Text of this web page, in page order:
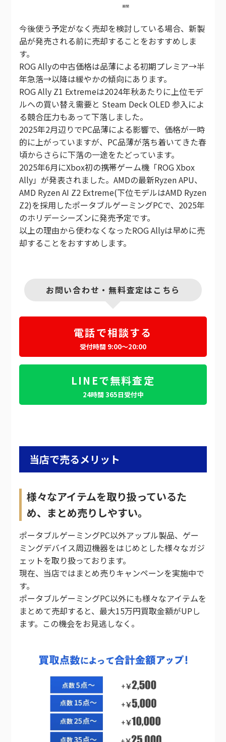
今後使う予定がなく売却を検討している場合、新製
品が発売される前に売却することをおすすめしま
す。
ROG Allyの中古価格は品薄による初期プレミア→半
年急落→以降は緩やかの傾向にあります。
ROG Ally Z1 Extremeは2024年秋あたりに上位モデ
ルへの買い替え需要と Steam Deck OLED 参入によ
る競合圧力もあって下落しました。
2025年2月辺りでPC品薄による影響で、価格が一時
的に上がっていますが、PC品薄が落ち着いてきた春
頃からさらに下落の一途をたどっています。
2025年6月にXbox初の携帯ゲーム機「ROG Xbox
Ally」が発表されました。AMDの最新Ryzen APU、
AMD Ryzen AI Z2 Extreme(下位モデルはAMD Ryzen
Z2)を採用したポータブルゲーミングPCで、2025年
のホリデーシーズンに発売予定です。
以上の理由から使わなくなったROG Allyは早めに売
却することをおすすめします。
お問い合わせ・無料査定はこちら
電話で相談する
受付時間 9:00～20:00
LINEで無料査定
24時間 365日受付中
当店で売るメリット
様々なアイテムを取り扱っているた
め、まとめ売りしやすい。
ポータブルゲーミングPC以外アップル製品、ゲー
ミングデバイス周辺機器をはじめとした様々なガジ
ェットを取り扱っております。
現在、当店ではまとめ売りキャンペーンを実施中で
す。
ポータブルゲーミングPC以外にも様々なアイテムを
まとめて売却すると、最大15万円買取金額がUPし
ます。この機会をお見逃しなく。